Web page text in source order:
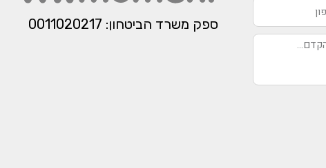
ספק משרד הביטחון: 0011020217​​